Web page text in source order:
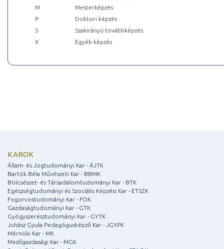
M
Mesterképzés
P
Doktori képzés
S
Szakirányú továbbképzés
X
Egyéb képzés
KAROK
Állam- és Jogtudományi Kar - ÁJTK
Bartók Béla Művészeti Kar - BBMK
Bölcsészet- és Társadalomtudományi Kar - BTK
Egészségtudományi és Szociális Képzési Kar - ETSZK
Fogorvostudományi Kar - FOK
Gazdaságtudományi Kar - GTK
Gyógyszerésztudományi Kar - GYTK
Juhász Gyula Pedagógusképző Kar - JGYPK
Mérnöki Kar - MK
Mezőgazdasági Kar - MGK